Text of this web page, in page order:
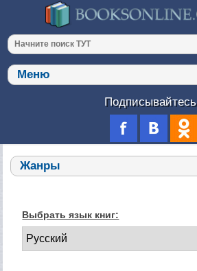
Подписывайтесь
Выбрать язык книг: